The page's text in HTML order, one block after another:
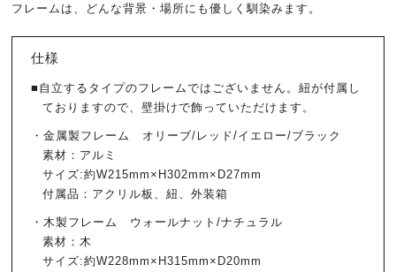
フレームは、どんな背景・場所にも優しく馴染みます。
仕様
■自立するタイプのフレームではございません。紐が付属し
ておりますので、壁掛けで飾っていただけます。
・金属製フレーム オリーブ/レッド/イエロー/ブラック
素材：アルミ
サイズ:約W215mm×H302mm×D27mm
付属品：アクリル板、紐、外装箱
・木製フレーム ウォールナット/ナチュラル
素材：木
サイズ:約W228mm×H315mm×D20mm